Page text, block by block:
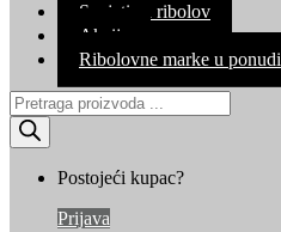
Savjeti za ribolov
Akcija
Ribolovne marke u ponudi
Products
search
Postojeći kupac?
Prijava